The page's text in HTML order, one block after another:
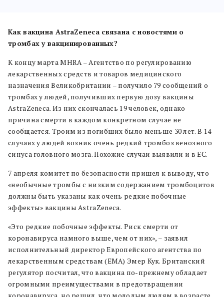
Как вакцина AstraZeneca связана с новостями о
тромбах у вакцинированных?
К концу марта MHRA – Агентство по регулированию
лекарственных средств и товаров медицинского
назначения Великобритании – получило 79 сообщений о
тромбах у людей, получивших первую дозу вакцины
AstraZeneca. Из них скончалась 19 человек, однако
причина смерти в каждом конкретном случае не
сообщается. Троим из погибших было меньше 30 лет. В 14
случаях у людей возник очень редкий тромбоз венозного
синуса головного мозга. Похожие случаи выявили и в ЕС.
7 апреля комитет по безопасности пришел к выводу, что
«необычные тромбы с низким содержанием тромбоцитов
должны быть указаны как очень редкие побочные
эффекты» вакцины AstraZeneca.
«Это редкие побочные эффекты. Риск смерти от
коронавируса намного выше, чем от них», – заявил
исполнительный директор Европейского агентства по
лекарственным средствам (EMA) Эмер Кук. Британский
регулятор посчитал, что вакцина по-прежнему обладает
огромными преимуществами в предотвращении